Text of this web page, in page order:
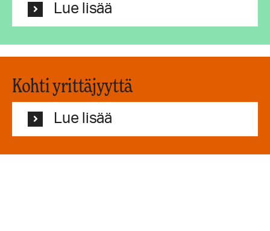
Lue lisää
Kohti yrittäjyyttä
Lue lisää